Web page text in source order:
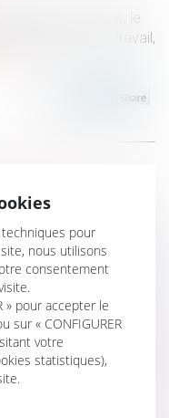
pour sa vie, le
1 du Code du travail,
entre deux
restitution de la
cas de caractère
handicap : précision
la participation :
pour
nous utilisons
consentement
» pour accepter le
sur « CONFIGURER
votre
statistiques),